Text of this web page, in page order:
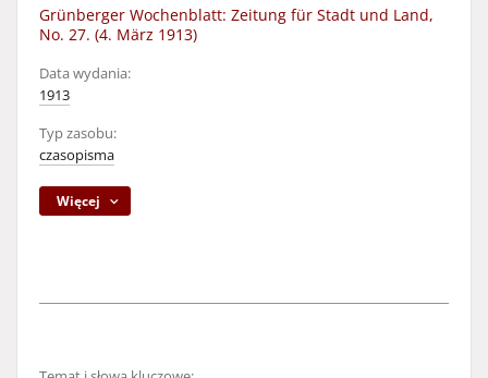
Grünberger Wochenblatt: Zeitung für Stadt und Land,
No. 27. (4. März 1913)
Data wydania:
1913
Typ zasobu:
czasopisma
Więcej